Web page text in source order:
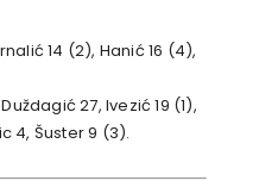
14 (2), Hanić 16 (4),
27, Ivezić 19 (1),
4, Šuster 9 (3).